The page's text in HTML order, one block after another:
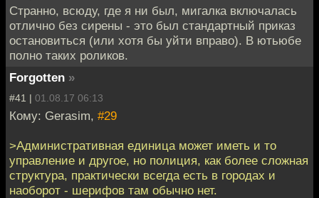
Странно, всюду, где я ни был, мигалка включалась
отлично без сирены - это был стандартный приказ
остановиться (или хотя бы уйти вправо). В ютьюбе
полно таких роликов.
Forgotten »
#41 | 01.08.17 06:13
Кому: Gerasim, #29
>Административная единица может иметь и то
управление и другое, но полиция, как более сложная
структура, практически всегда есть в городах и
наоборот - шерифов там обычно нет.